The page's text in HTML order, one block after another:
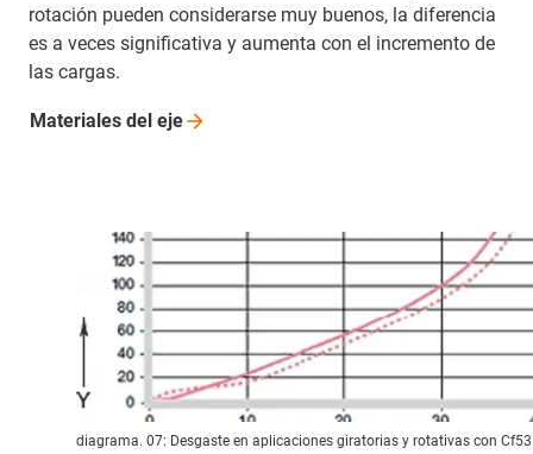
rotación pueden considerarse muy buenos, la diferencia
es a veces significativa y aumenta con el incremento de
las cargas.
Materiales del eje
diagrama. 07: Desgaste en aplicaciones giratorias y rotativas con